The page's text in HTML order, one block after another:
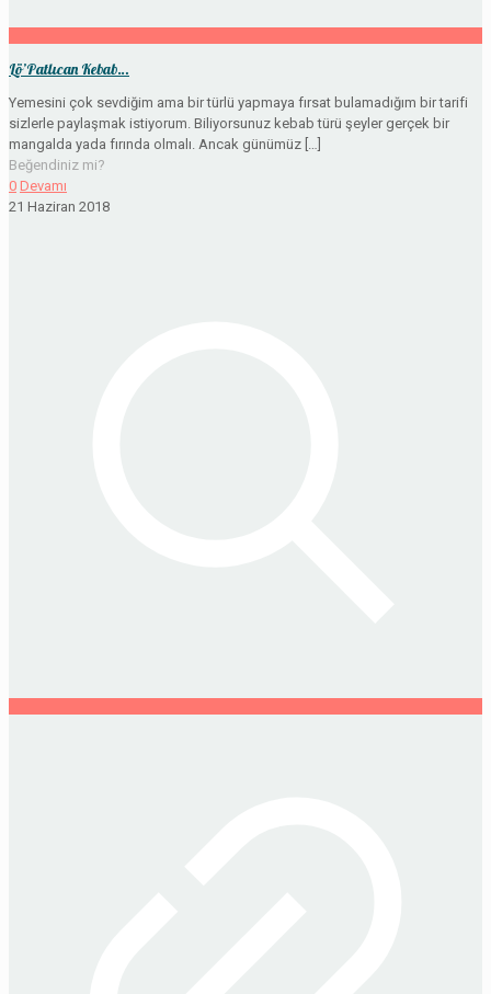
Lö’Patlıcan Kebab…
Yemesini çok sevdiğim ama bir türlü yapmaya fırsat bulamadığım bir tarifi
sizlerle paylaşmak istiyorum. Biliyorsunuz kebab türü şeyler gerçek bir
mangalda yada fırında olmalı. Ancak günümüz […]
Beğendiniz mi?
0 Devamı
21 Haziran 2018